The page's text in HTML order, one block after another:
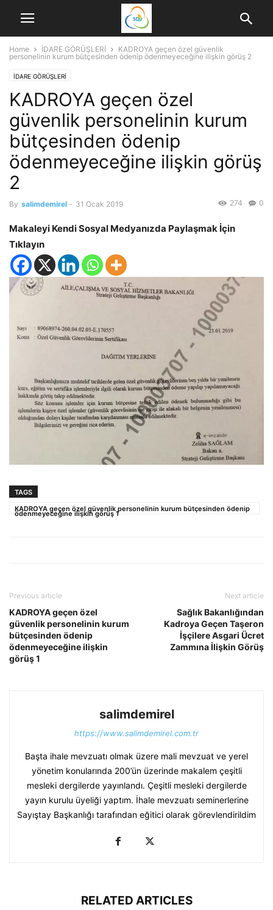
Home İDARE GÖRÜŞLERİ
KADROYA geçen özel güvenlik
personelinin kurum bütçesinden ödenip ödenmeyeceğine ilişkin görüş 2
İDARE GÖRÜŞLERİ
KADROYA geçen özel
güvenlik personelinin kurum
bütçesinden ödenip
ödenmeyeceğine ilişkin görüş
2
By salimdemirel - 31 Ocak 2019 0
274
Makaleyi Kendi Sosyal Medyanızda Paylaşmak İçin
Tıklayın
TAGS
KADROYA geçen özel güvenlik personelinin kurum bütçesinden ödenip
ödenmeyeceğine ilişkin görüş 1
Previous article
KADROYA geçen özel
güvenlik personelinin kurum
bütçesinden ödenip
ödenmeyeceğine ilişkin
görüş 1
Next article
Sağlık Bakanlığından
Kadroya Geçen Taşeron
İşçilere Asgari Ücret
Zammına İlişkin Görüş
salimdemirel
https://www.salimdemirel.com.tr
Başta ihale mevzuatı olmak üzere mali mevzuat ve yerel
yönetim konularında 200’ün üzerinde makalem çeşitli
mesleki dergilerde yayınlandı. Çeşitli mesleki dergilerde
yayın kurulu üyeliği yaptım. İhale mevzuatı seminerlerine
Sayıştay Başkanlığı tarafından eğitici olarak görevlendirildim
RELATED ARTICLES